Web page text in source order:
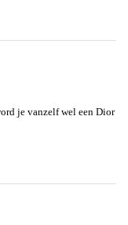
je vanzelf wel een Dior